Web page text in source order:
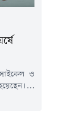
ও
এ